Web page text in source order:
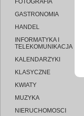
FOTOGRAFIA
GASTRONOMIA
HANDEL
INFORMATYKA I
TELEKOMUNIKACJA
KALENDARZYKI
KLASYCZNE
KWIATY
MUZYKA
NIERUCHOMOSCI